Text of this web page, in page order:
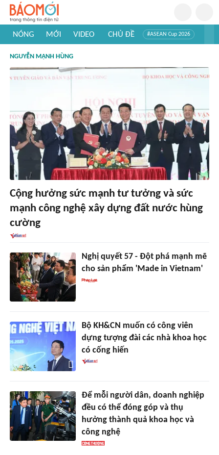
NÓNG MỚI VIDEO CHỦ ĐỀ #ASEAN Cup 2026
#Khám phá thế giới
NGUYỄN MẠNH HÙNG
Cộng hưởng sức mạnh tư tưởng và sức
mạnh công nghệ xây dựng đất nước hùng
cường
Nghị quyết 57 - Đột phá mạnh mẽ
cho sản phẩm 'Made in Vietnam'
Bộ KH&CN muốn có công viên
dựng tượng đài các nhà khoa học
có cống hiến
Để mỗi người dân, doanh nghiệp
đều có thể đóng góp và thụ
hưởng thành quả khoa học và
công nghệ